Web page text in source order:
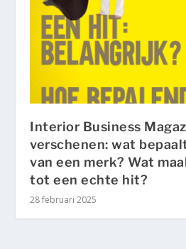
Interior Business
verschenen: wat
van een merk? Wat
tot een echte hit?
28 februari 2025